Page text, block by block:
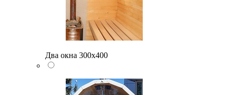
Два окна 300х400